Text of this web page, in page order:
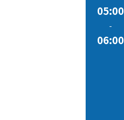
05:00
-
06:00